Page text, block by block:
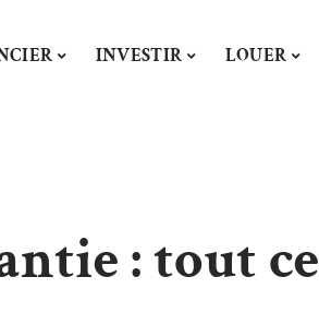
INVESTIR LOUER
: tout ce